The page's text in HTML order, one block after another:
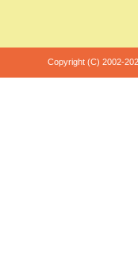
Copyright (C) 2002-